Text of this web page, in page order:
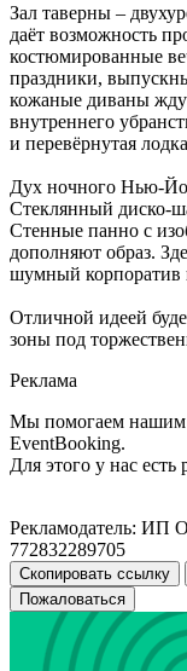
Зал таверны –
даёт возможность
костюмированные
праздники,
кожаные диваны
внутреннего
и перевёрнутая
Дух ночного Нью-
Стеклянный диско-
Стенные панно с
дополняют образ.
шумный корпоратив
Отличной идеей
зоны под
Реклама
Мы помогаем нашим
EventBooking.
Для этого у нас
Рекламодатель: ИП
772832289705
Скопировать ссылку
Пожаловаться